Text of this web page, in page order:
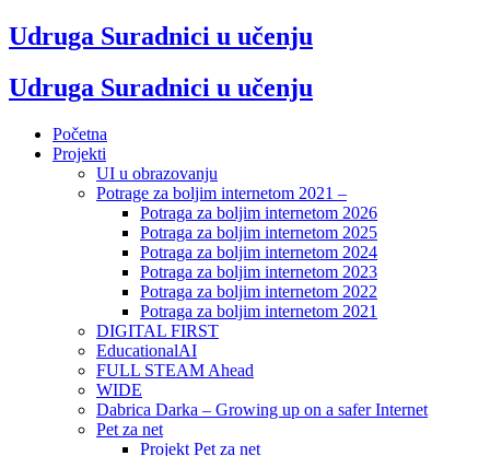
Udruga Suradnici u učenju
Udruga Suradnici u učenju
Početna
Projekti
UI u obrazovanju
Potrage za boljim internetom 2021 –
Potraga za boljim internetom 2026
Potraga za boljim internetom 2025
Potraga za boljim internetom 2024
Potraga za boljim internetom 2023
Potraga za boljim internetom 2022
Potraga za boljim internetom 2021
DIGITAL FIRST
EducationalAI
FULL STEAM Ahead
WIDE
Dabrica Darka – Growing up on a safer Internet
Pet za net
Projekt Pet za net